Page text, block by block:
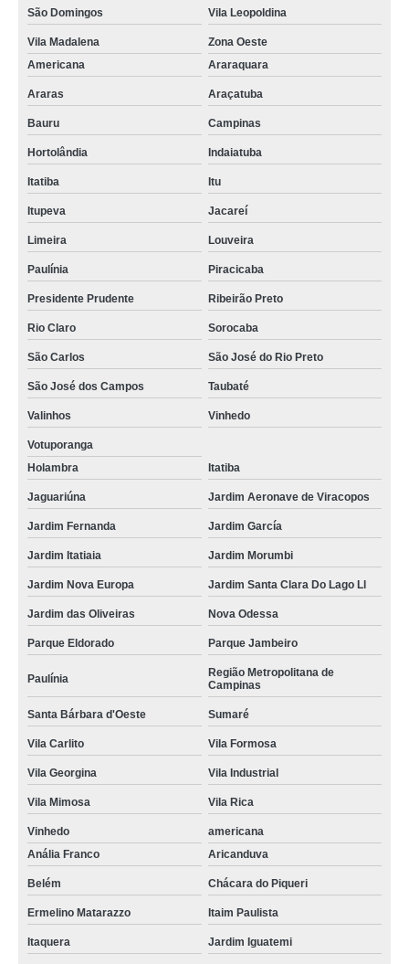
São Domingos Vila Leopoldina
Vila Madalena
Zona Oeste
Americana
Araraquara
Araras Araçatuba
Bauru Campinas
Hortolândia Indaiatuba
Itatiba Itu
Itupeva Jacareí
Limeira Louveira
Paulínia Piracicaba
Presidente Prudente Ribeirão Preto
Rio Claro Sorocaba
São Carlos São José do Rio Preto
São José dos Campos Taubaté
Valinhos Vinhedo
Votuporanga
Holambra
Itatiba
Jaguariúna Jardim Aeronave de Viracopos
Jardim Fernanda Jardim García
Jardim Itatiaia Jardim Morumbi
Jardim Nova Europa Jardim Santa Clara Do Lago Ll
Jardim das Oliveiras Nova Odessa
Parque Eldorado Parque Jambeiro
Paulínia
Região Metropolitana de
Campinas
Santa Bárbara d'Oeste Sumaré
Vila Carlito Vila Formosa
Vila Georgina Vila Industrial
Vila Mimosa Vila Rica
Vinhedo
americana
Anália Franco
Aricanduva
Belém Chácara do Piqueri
Ermelino Matarazzo Itaim Paulista
Itaquera Jardim Iguatemi